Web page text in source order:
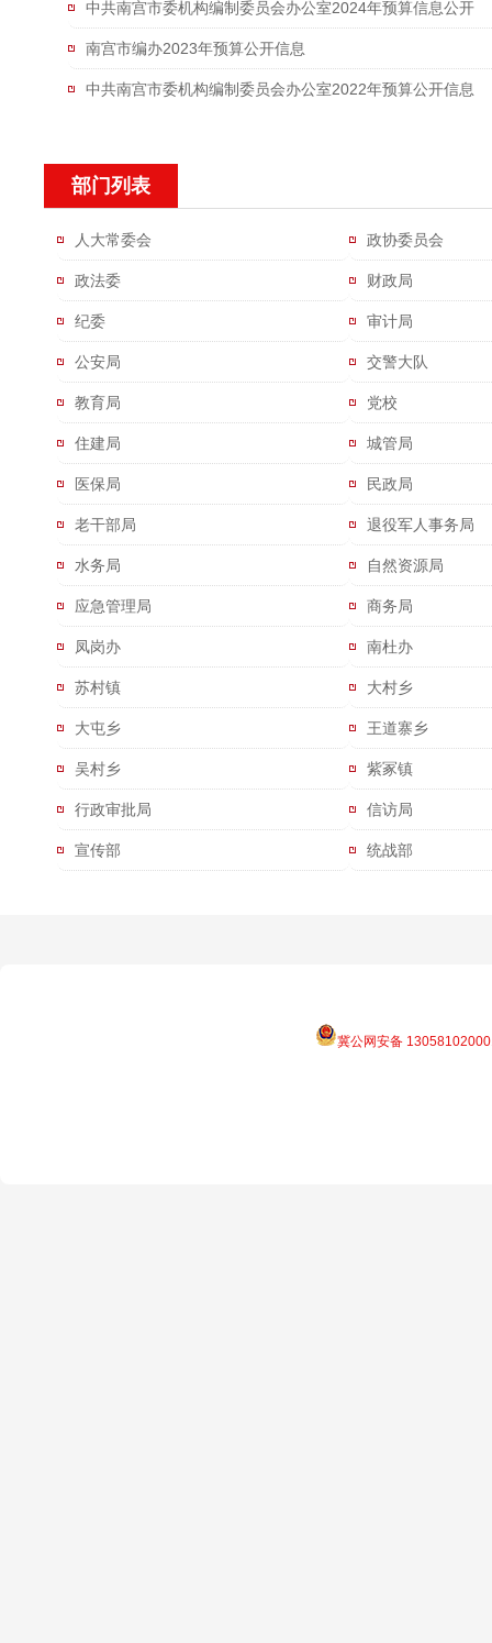
中共南宫市委机构编制委员会办公室2024年预算信息公开
南宫市编办2023年预算公开信息
中共南宫市委机构编制委员会办公室2022年预算公开信息
部门列表
人大常委会 政协委员会
政法委 财政局
纪委 审计局
公安局 交警大队
教育局 党校
住建局 城管局
医保局 民政局
老干部局 退役军人事务局
水务局 自然资源局
应急管理局 商务局
凤岗办 南杜办
苏村镇 大村乡
大屯乡 王道寨乡
吴村乡 紫冢镇
行政审批局 信访局
宣传部 统战部
冀公网安备